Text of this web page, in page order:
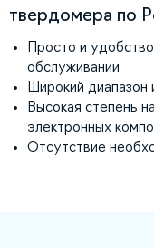
твердомера по
Просто и
обслуживании
Широкий
Высокая степень
электронных
Отсутствие